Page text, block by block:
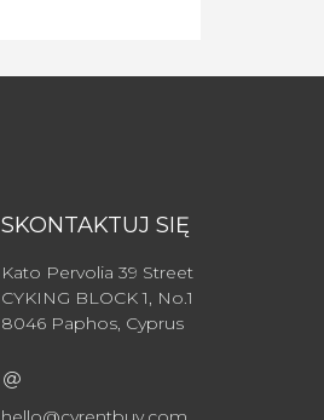
SKONTAKTUJ SIĘ
Kato Pervolia 39 Street
CYKING BLOCK 1, No.1
8046 Paphos, Cyprus